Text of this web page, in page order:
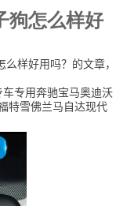
狗怎么样好
样好用吗？的文章，
专用奔驰宝马奥迪沃
特雪佛兰马自达现代